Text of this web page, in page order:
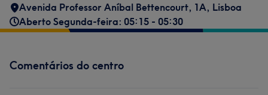
Avenida Professor Aníbal Bettencourt, 1A, Lisboa
Aberto Segunda-feira: 05:15 - 05:30
Comentários do centro